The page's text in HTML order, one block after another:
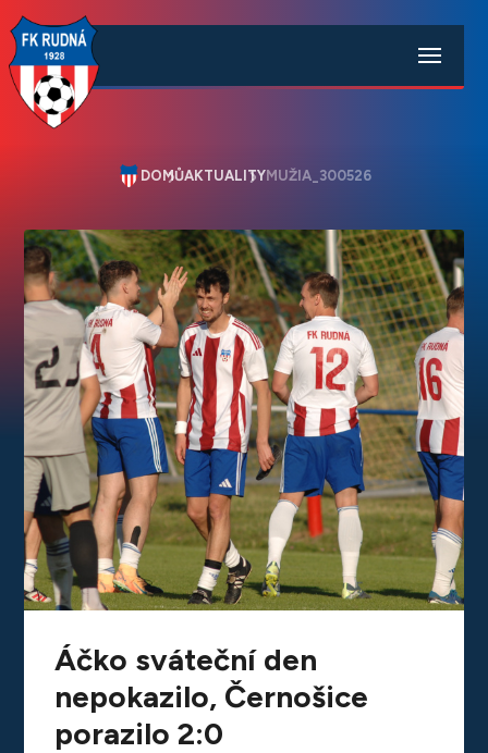
DOMŮAKTUALITYMUŽIA_300526
Áčko sváteční den
nepokazilo, Černošice
porazilo 2:0